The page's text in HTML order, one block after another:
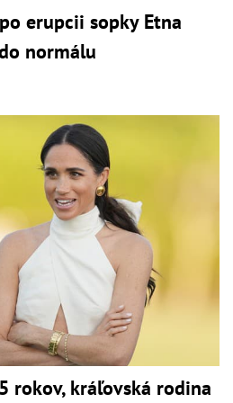
erupcii sopky Etna
normálu
rokov, kráľovská rodina